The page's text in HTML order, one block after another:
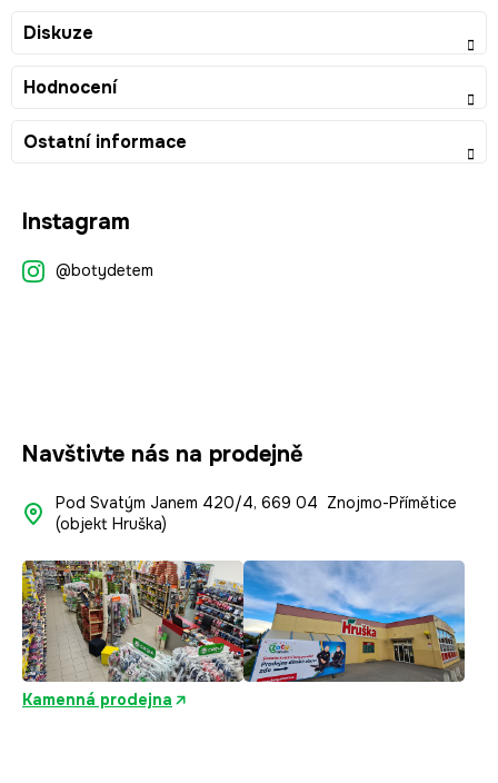
Diskuze
Hodnocení
Ostatní informace
Instagram
@botydetem
Navštivte nás na prodejně
Pod Svatým Janem 420/4, 669 04 Znojmo-Přímětice
(objekt Hruška)
Kamenná prodejna